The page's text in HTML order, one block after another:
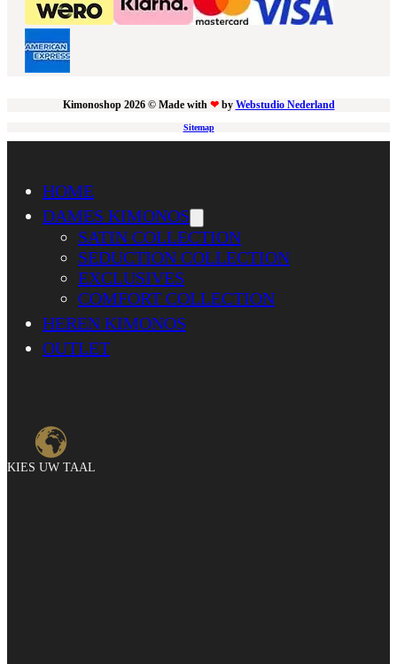
Kimonoshop 2026 © Made with ❤ by Webstudio Nederland
Sitemap
HOME
DAMES KIMONOS
SATIN COLLECTION
SEDUCTION COLLECTION
EXCLUSIVES
COMFORT COLLECTION
HEREN KIMONOS
OUTLET
KIES UW TAAL